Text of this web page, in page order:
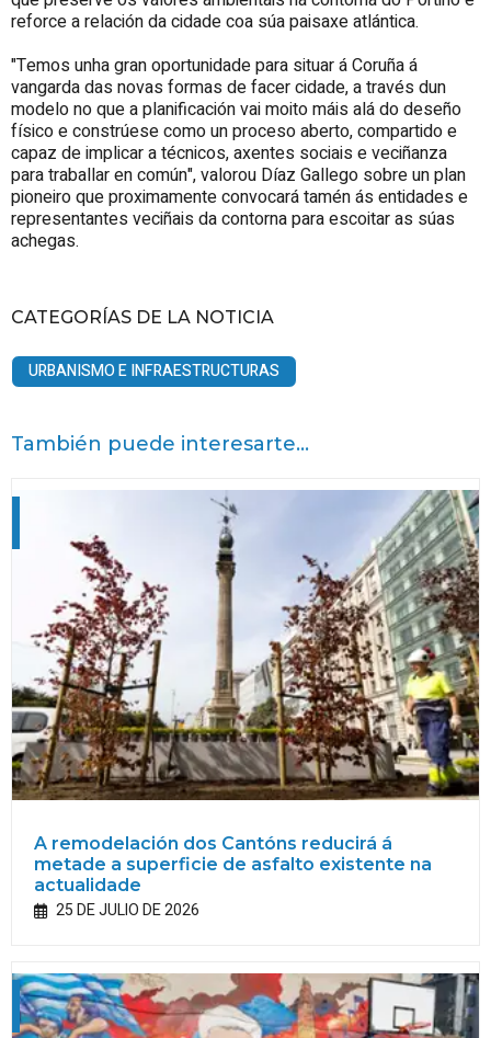
reforce a relación da cidade coa súa paisaxe atlántica.
"Temos unha gran oportunidade para situar á Coruña á
vangarda das novas formas de facer cidade, a través dun
modelo no que a planificación vai moito máis alá do deseño
físico e constrúese como un proceso aberto, compartido e
capaz de implicar a técnicos, axentes sociais e veciñanza
para traballar en común", valorou Díaz Gallego sobre un plan
pioneiro que proximamente convocará tamén ás entidades e
representantes veciñais da contorna para escoitar as súas
achegas.
CATEGORÍAS DE LA NOTICIA
URBANISMO E INFRAESTRUCTURAS
También puede interesarte...
A remodelación dos Cantóns reducirá á
metade a superficie de asfalto existente na
actualidade
25 DE JULIO DE 2026